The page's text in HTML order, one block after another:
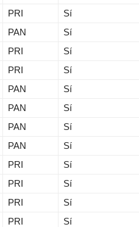
PRI
Sí
PAN
Sí
PRI
Sí
PRI
Sí
PAN
Sí
PAN
Sí
PAN
Sí
PAN
Sí
PRI
Sí
PRI
Sí
PRI
Sí
PRI
Sí